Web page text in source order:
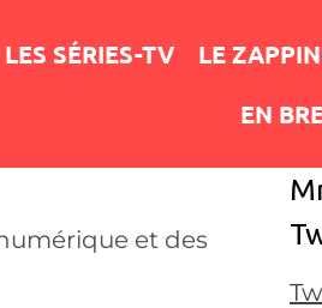
LES SÉRIES-TV
LE
EN
et des